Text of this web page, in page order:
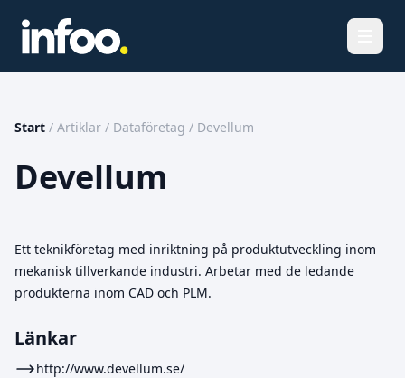
Start / Artiklar / Dataföretag / Devellum
Devellum
Ett teknikföretag med inriktning på produktutveckling inom
mekanisk tillverkande industri. Arbetar med de ledande
produkterna inom CAD och PLM.
Länkar
http://www.devellum.se/